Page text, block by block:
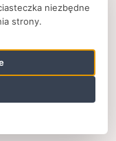
Polska,
niezbędne
strony.